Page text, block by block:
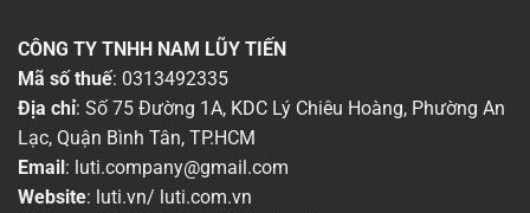
CÔNG TY TNHH NAM LŨY TIẾN
Mã số thuế: 0313492335
Địa chỉ: Số 75 Đường 1A, KDC Lý Chiêu Hoàng, Phường An
Lạc, Quận Bình Tân, TP.HCM
Email : luti.company@gmail.com
Website: luti.vn/ luti.com.vn